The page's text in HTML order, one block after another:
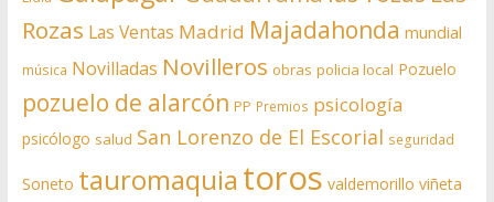
Rozas Las Ventas Madrid Majadahonda mundial
música Novilladas Novilleros obras policia local Pozuelo
pozuelo de alarcón PP Premios psicología
psicólogo salud San Lorenzo de El Escorial seguridad
Soneto tauromaquia toros valdemorillo viñeta